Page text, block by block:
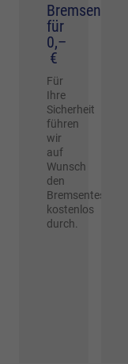
Bremsentest
für
0,–
€
Für
Ihre
Sicherheit
führen
wir
auf
Wunsch
den
Bremsentest
kostenlos
durch.